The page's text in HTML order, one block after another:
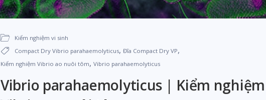
Kiểm nghiệm vi sinh
Compact Dry Vibrio parahaemolyticus, Đĩa Compact Dry VP,
Kiểm nghiệm Vibrio ao nuôi tôm, Vibrio parahaemolyticus
Vibrio parahaemolyticus | Kiểm nghiệm